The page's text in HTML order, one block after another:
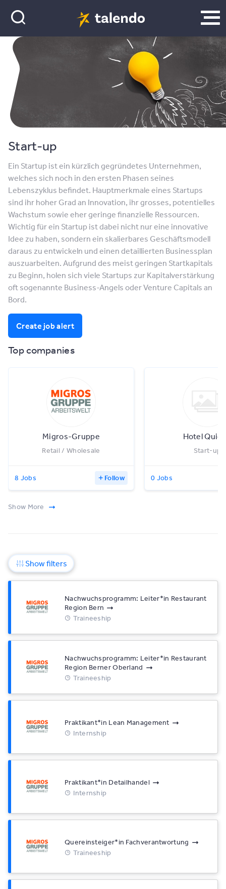
Start-up
Ein Startup ist ein kürzlich gegründetes Unternehmen,
welches sich noch in den ersten Phasen seines
Lebenszyklus befindet. Hauptmerkmale eines Startups
sind ihr hoher Grad an Innovation, ihr grosses, potentielles
Wachstum sowie eher geringe finanzielle Ressourcen.
Wichtig für ein Startup ist dabei nicht nur eine innovative
Idee zu haben, sondern ein skalierbares Geschäftsmodell
daraus zu entwickeln und einen detaillierten Businessplan
auszuarbeiten. Aufgrund des meist geringen Startkapitals
zu Beginn, holen sich viele Startups zur Kapitalverstärkung
oft sogenannte Business-Angels oder Venture Capitals an
Bord.
Create job alert
Top companies
Migros-Gruppe
Retail / Wholesale
8 Jobs Follow
Hotel
Start-up
0 Jobs
Show More
Show filters
Nachwuchsprogramm: Leiter*​in Restaurant
Region Bern
Traineeship
Nachwuchsprogramm: Leiter*​in Restaurant
Region Berner Oberland
Traineeship
Praktikant*​in Lean Management
Internship
Praktikant*​in Detailhandel
Internship
Quereinsteiger*​in Fachverantwortung
Traineeship